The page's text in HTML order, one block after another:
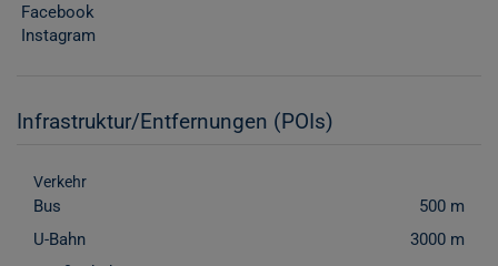
Facebook
Instagram
Infrastruktur/Entfernungen (POIs)
Verkehr
Bus
500 m
U-Bahn
3000 m